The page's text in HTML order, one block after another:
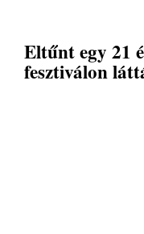
Eltűnt egy 21
fesztiválon